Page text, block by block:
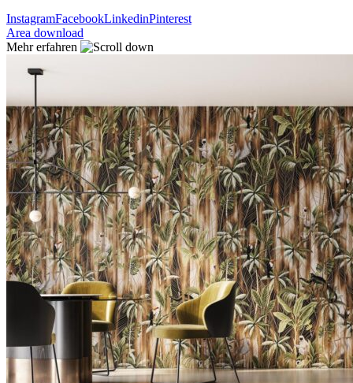
InstagramFacebookLinkedinPinterest
Area download
Mehr erfahren